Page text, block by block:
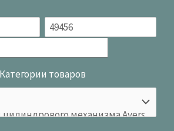
Категории товаров